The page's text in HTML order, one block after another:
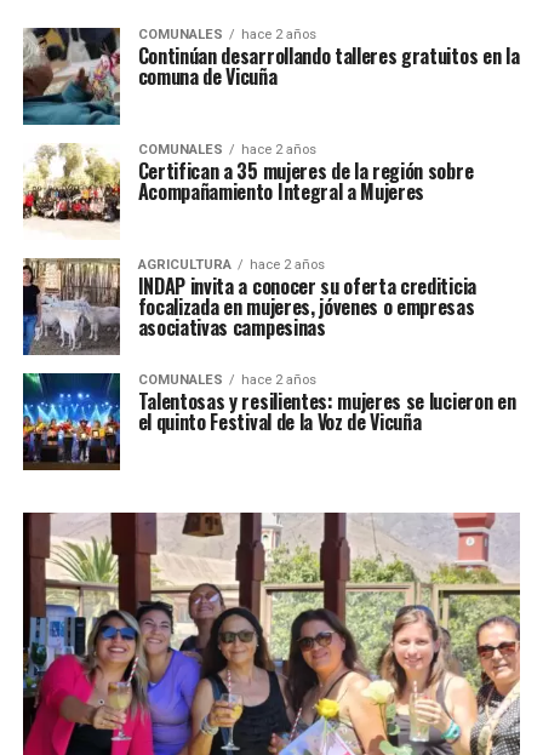
COMUNALES hace 2 años
Continúan desarrollando talleres gratuitos en la
comuna de Vicuña
COMUNALES hace 2 años
Certifican a 35 mujeres de la región sobre
Acompañamiento Integral a Mujeres
AGRICULTURA hace 2 años
INDAP invita a conocer su oferta crediticia
focalizada en mujeres, jóvenes o empresas
asociativas campesinas
COMUNALES hace 2 años
Talentosas y resilientes: mujeres se lucieron en
el quinto Festival de la Voz de Vicuña